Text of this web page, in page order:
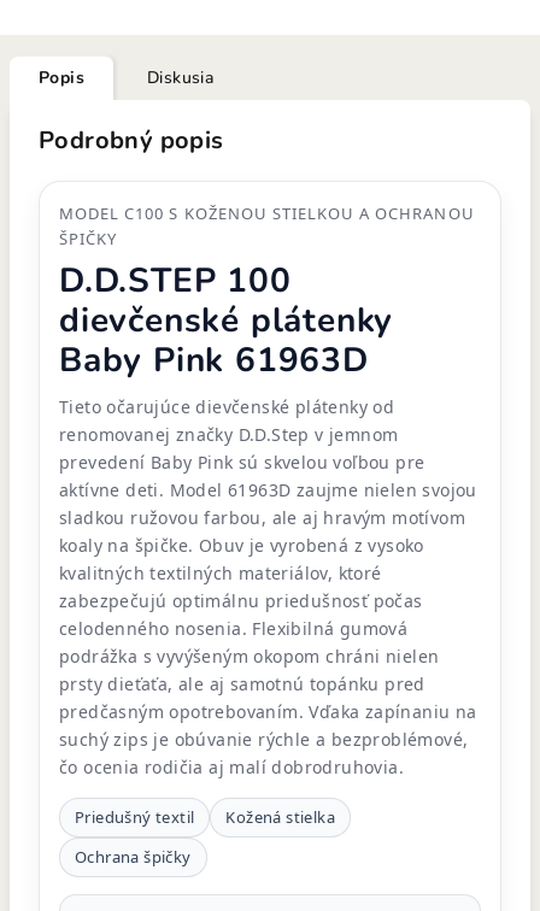
Popis Diskusia
Podrobný popis
MODEL C100 S KOŽENOU STIELKOU A OCHRANOU
ŠPIČKY
D.D.STEP 100
dievčenské plátenky
Baby Pink 61963D
Tieto očarujúce dievčenské plátenky od
renomovanej značky D.D.Step v jemnom
prevedení Baby Pink sú skvelou voľbou pre
aktívne deti. Model 61963D zaujme nielen svojou
sladkou ružovou farbou, ale aj hravým motívom
koaly na špičke. Obuv je vyrobená z vysoko
kvalitných textilných materiálov, ktoré
zabezpečujú optimálnu priedušnosť počas
celodenného nosenia. Flexibilná gumová
podrážka s vyvýšeným okopom chráni nielen
prsty dieťaťa, ale aj samotnú topánku pred
predčasným opotrebovaním. Vďaka zapínaniu na
suchý zips je obúvanie rýchle a bezproblémové,
čo ocenia rodičia aj malí dobrodruhovia.
Priedušný textil
Kožená stielka
Ochrana špičky